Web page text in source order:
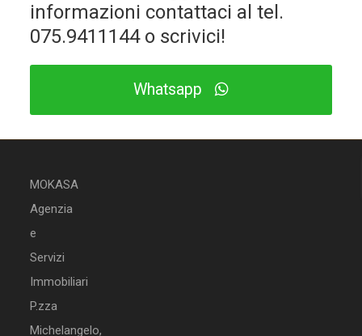
informazioni contattaci al tel.
075.9411144o scrivici!
Whatsapp
MOKASA
Agenzia
e
Servizi
Immobiliari
P.zza
Michelangelo,